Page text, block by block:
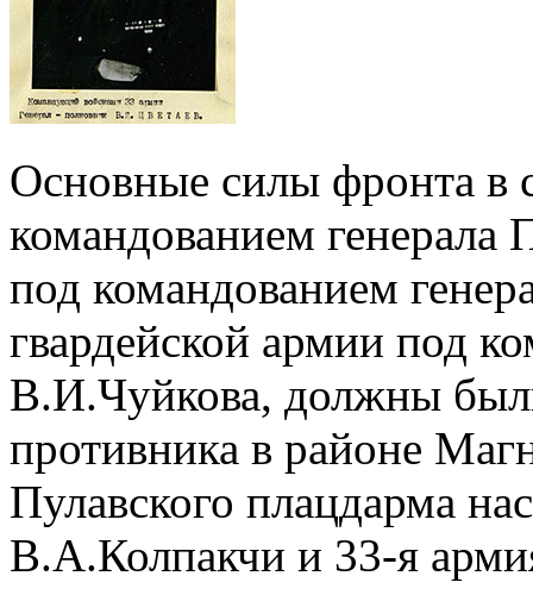
Основные силы фронта в
командованием
под командованием
гвардейской армии под
В.И.Чуйкова, должны
противника в районе
Пулавского плацдарма
В.А.Колпакчи и 33-я